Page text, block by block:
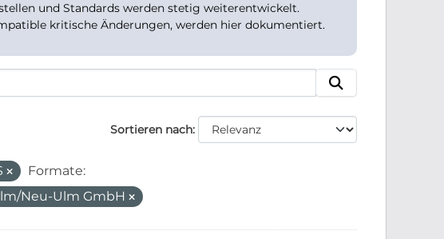
und Standards werden stetig weiterentwickelt.
kritische Änderungen, werden hier dokumentiert.
Sortieren nach
Formate:
Neu-Ulm GmbH